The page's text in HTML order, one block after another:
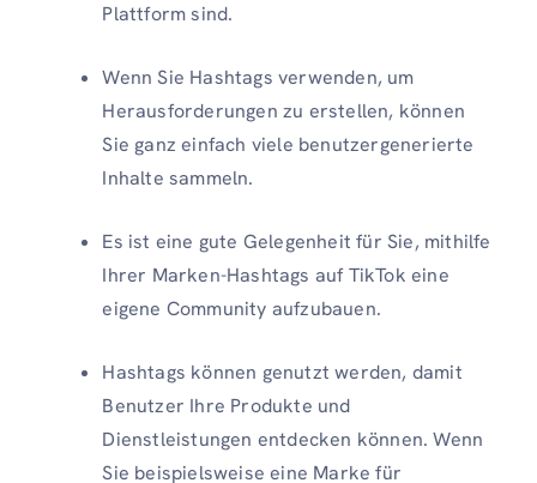
Plattform sind.
Wenn Sie Hashtags verwenden, um
Herausforderungen zu erstellen, können
Sie ganz einfach viele benutzergenerierte
Inhalte sammeln.
Es ist eine gute Gelegenheit für Sie, mithilfe
Ihrer Marken-Hashtags auf TikTok eine
eigene Community aufzubauen.
Hashtags können genutzt werden, damit
Benutzer Ihre Produkte und
Dienstleistungen entdecken können. Wenn
Sie beispielsweise eine Marke für